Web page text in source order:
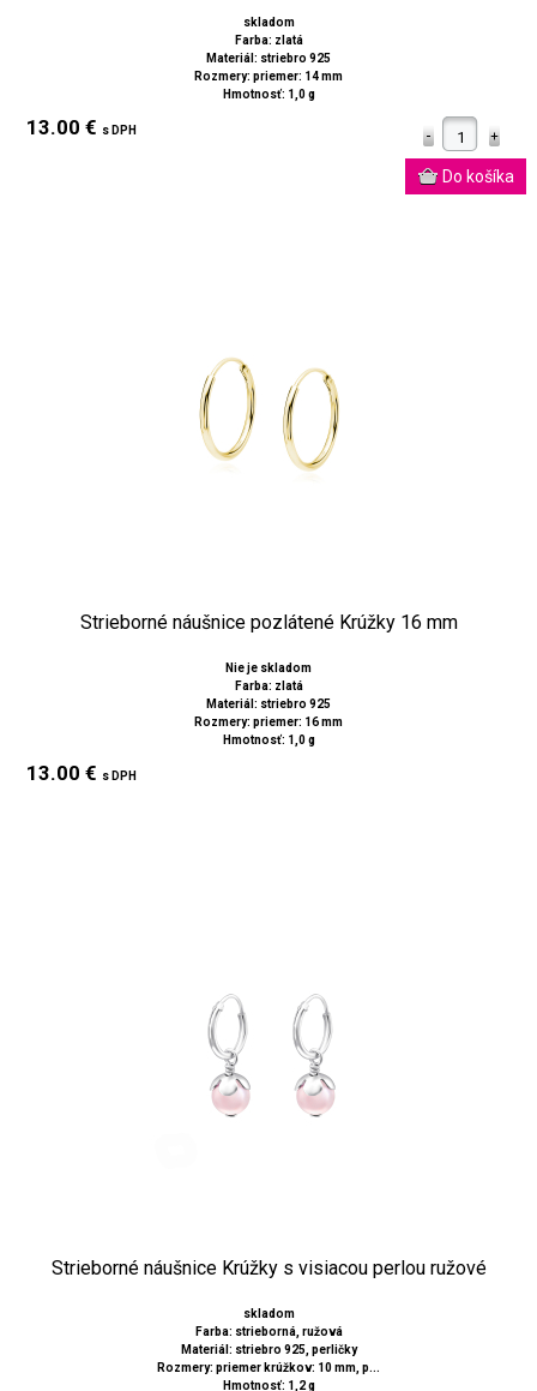
skladom
Farba: zlatá
Materiál: striebro 925
Rozmery: priemer: 14 mm
Hmotnosť: 1,0 g
13.00 € s DPH
Strieborné náušnice pozlátené Krúžky 16 mm
Nie je skladom
Farba: zlatá
Materiál: striebro 925
Rozmery: priemer: 16 mm
Hmotnosť: 1,0 g
13.00 € s DPH
Strieborné náušnice Krúžky s visiacou perlou ružové
skladom
Farba: strieborná, ružová
Materiál: striebro 925, perličky
Rozmery: priemer krúžkov: 10 mm, p...
Hmotnosť: 1,2 g